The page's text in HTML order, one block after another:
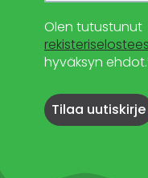
Olen tutustunut
hyväksyn